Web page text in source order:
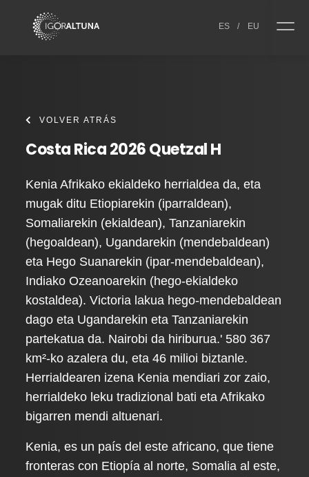
ES / EU
VOLVER ATRÁS
Costa Rica 2026 Quetzal H
Kenia Afrikako ekialdeko herrialdea da, eta
mugak ditu Etiopiarekin (iparraldean),
Somaliarekin (ekialdean), Tanzaniarekin
(hegoaldean), Ugandarekin (mendebaldean)
eta Hego Suanarekin (ipar-mendebaldean),
Indiako Ozeanoarekin (hego-ekialdeko
kostaldea). Victoria lakua hego-mendebaldean
dago eta Ugandarekin eta Tanzaniarekin
partekatua da. Nairobi da hiriburua.' 580 367
km²-ko azalera du, eta 46 milioi biztanle.
Herrialdearen izena Kenia mendiari zor zaio,
herrialdeko leku tradizional bati eta Afrikako
bigarren mendi altuenari.
Kenia, es un país del este africano, que tiene
fronteras con Etiopía al norte, Somalia al este,